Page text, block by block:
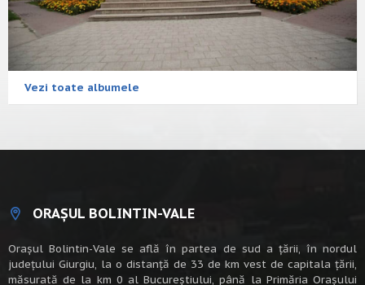
Vezi toate albumele
ORAȘUL BOLINTIN-VALE
Oraşul Bolintin-Vale se află în partea de sud a ţării, în nordul
judeţului Giurgiu, la o distanţă de 33 de km vest de capitala țării,
măsurată de la km 0 al Bucureștiului, până la Primăria Orașului